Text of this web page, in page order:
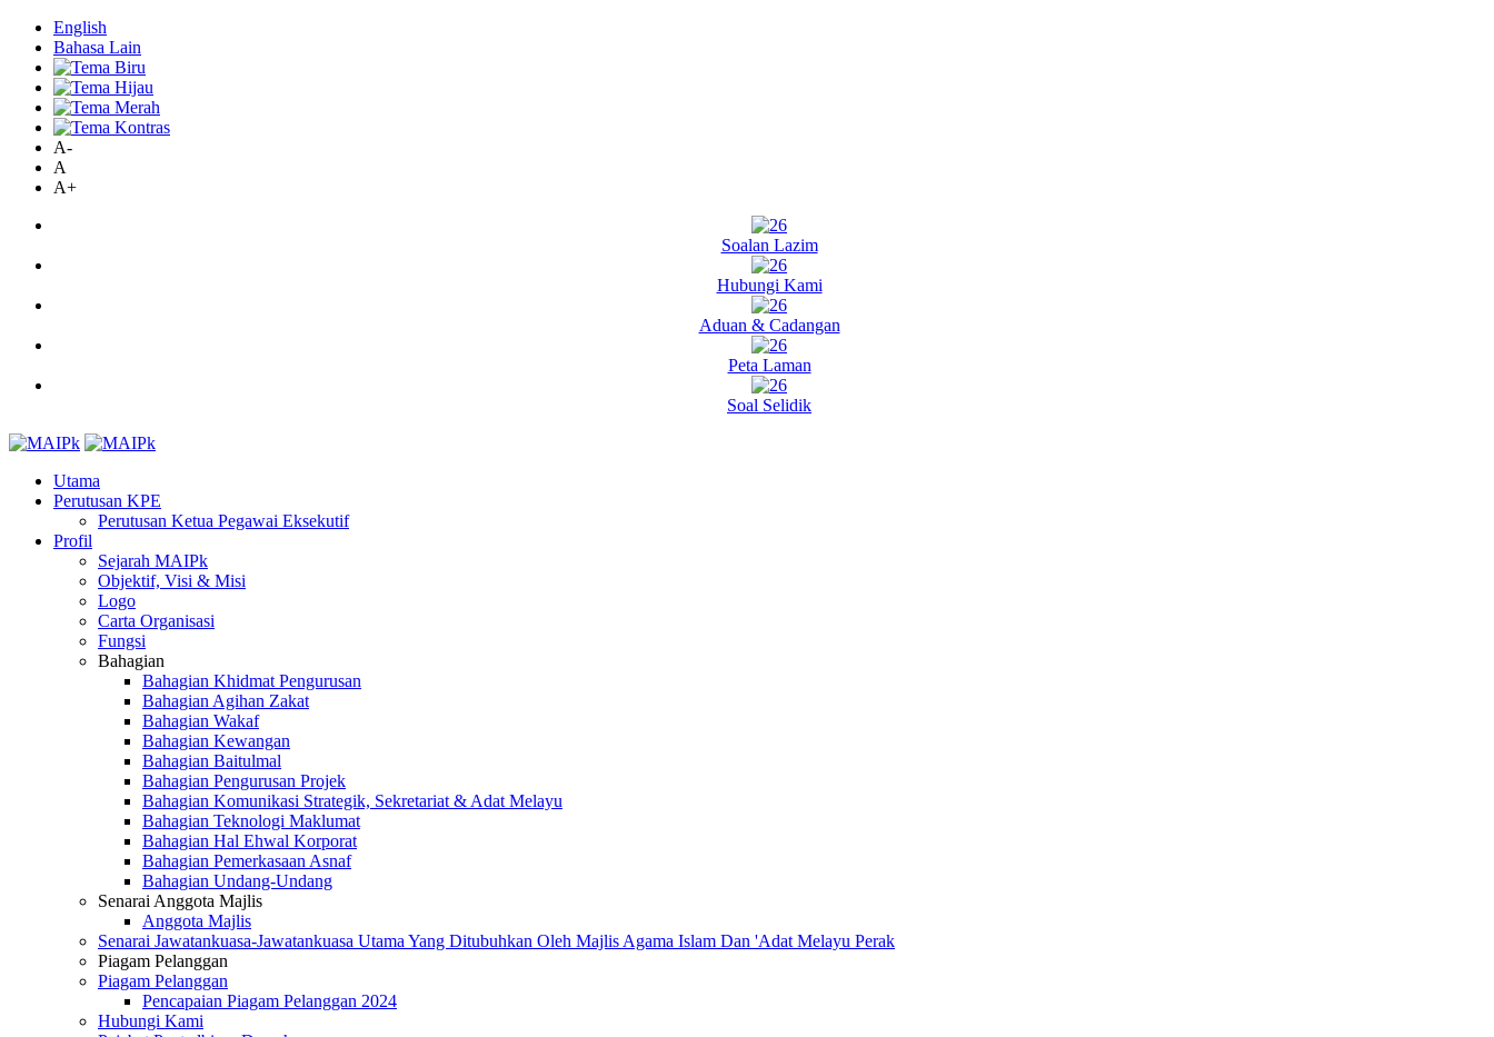
English
Bahasa Lain
A-
A
A+
Soalan Lazim
Hubungi Kami
Aduan & Cadangan
Peta Laman
Soal Selidik
Utama
Perutusan KPE
Perutusan Ketua Pegawai Eksekutif
Profil
Sejarah MAIPk
Objektif, Visi & Misi
Logo
Carta Organisasi
Fungsi
Bahagian
Bahagian Khidmat Pengurusan
Bahagian Agihan Zakat
Bahagian Wakaf
Bahagian Kewangan
Bahagian Baitulmal
Bahagian Pengurusan Projek
Bahagian Komunikasi Strategik, Sekretariat & Adat Melayu
Bahagian Teknologi Maklumat
Bahagian Hal Ehwal Korporat
Bahagian Pemerkasaan Asnaf
Bahagian Undang-Undang
Senarai Anggota Majlis
Anggota Majlis
Senarai Jawatankuasa-Jawatankuasa Utama Yang Ditubuhkan Oleh Majlis Agama Islam Dan 'Adat Melayu Perak
Piagam Pelanggan
Piagam Pelanggan
Pencapaian Piagam Pelanggan 2024
Hubungi Kami